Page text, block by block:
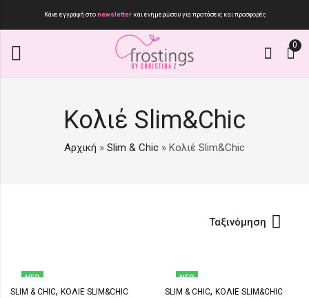
Κάνε εγγραφή στοnewsletter και ενημερώσου για προτάσεις και προσφορές
0
Κολιέ Slim&Chic
Αρχική » Slim & Chic » Κολιέ Slim&Chic
Ταξινόμηση
ΝΈΟ
SLIM & CHIC, ΚΟΛΙΈ SLIM&CHIC
ΝΈΟ
SLIM & CHIC, ΚΟΛΙΈ SLIM&CHIC